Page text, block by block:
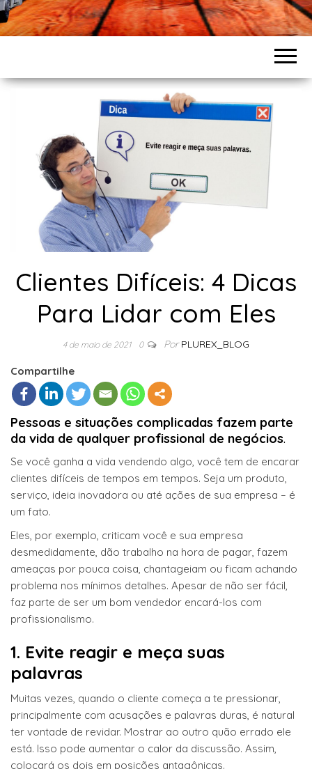
Clientes Difíceis: 4 Dicas
Para Lidar com Eles
4 de maio de 2021 0 Por PLUREX_BLOG
Compartilhe
Pessoas e situações complicadas fazem parte
da vida de qualquer profissional de negócios.
Se você ganha a vida vendendo algo, você tem de encarar
clientes difíceis de tempos em tempos. Seja um produto,
serviço, ideia inovadora ou até ações de sua empresa – é
um fato.
Eles, por exemplo, criticam você e sua empresa
desmedidamente, dão trabalho na hora de pagar, fazem
ameaças por pouca coisa, chantageiam ou ficam achando
problema nos mínimos detalhes. Apesar de não ser fácil,
faz parte de ser um bom vendedor encará-los com
profissionalismo.
1. Evite reagir e meça suas
palavras
Muitas vezes, quando o cliente começa a te pressionar,
principalmente com acusações e palavras duras, é natural
ter vontade de revidar. Mostrar ao outro quão errado ele
está. Isso pode aumentar o calor da discussão. Assim,
colocará os dois em posições antagônicas.